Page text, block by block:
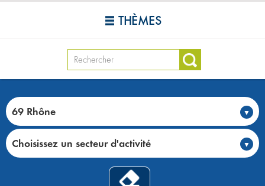
THÈMES
69 Rhône
Choisissez un secteur d'activité